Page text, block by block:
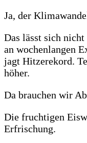
Ja, der
Das lässt sich
an wochenlangen
jagt Hitzerekord.
höher.
Da brauchen wir
Die fruchtigen
Erfrischung.